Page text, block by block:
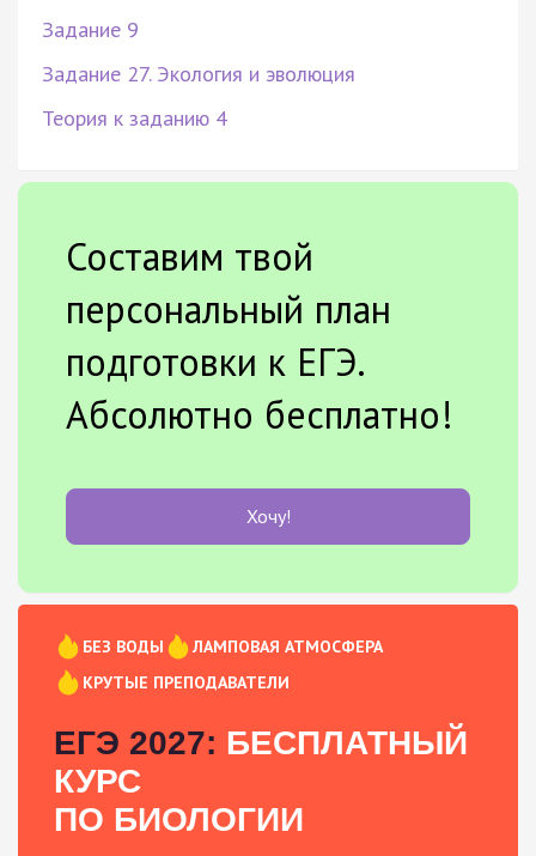
Задание 9
Задание 27. Экология и эволюция
Теория к заданию 4
Составим твой
персональный план
подготовки к ЕГЭ.
Абсолютно бесплатно!
Хочу!
БЕЗ ВОДЫ
ЛАМПОВАЯ АТМОСФЕРА
КРУТЫЕ ПРЕПОДАВАТЕЛИ
ЕГЭ 2027: БЕСПЛАТНЫЙ
КУРС
ПО БИОЛОГИИ